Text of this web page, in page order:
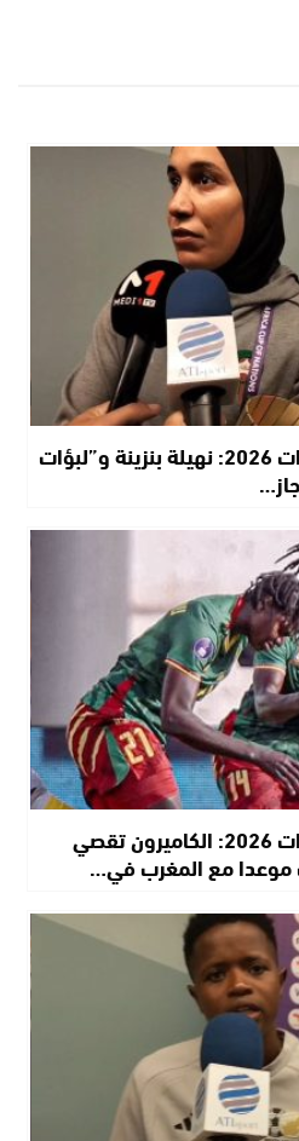
كأس أمم إفريقيا للسيدات 2026: نهيلة بنزينة و”لبؤات
كأس أمم إفريقيا للسيدات 2026: الكاميرون تقصي